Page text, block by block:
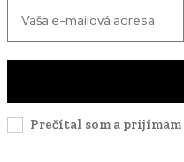
Prečítal som a prijímam